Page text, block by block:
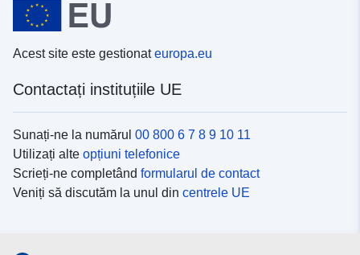
Acest site este gestionateuropa.eu
Contactați instituțiile UE
Sunați-ne la numărul 00 800 6 7 8 9 10 11
Utilizați alte opțiuni telefonice
Scrieți-ne completând formularul de contact
Veniți să discutăm la unul din centrele UE